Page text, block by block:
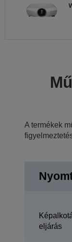
A termékek
eljárás